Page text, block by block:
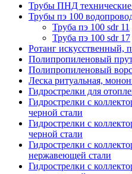
Трубы ПНД технические
Трубы пэ 100
Труба пэ 100 sdr 11
Труба пэ 100 sdr 17
Ротанг искусственный,
Полипропиленовый
Полипропиленовый ворс
Леска ритуальная,
Гидрострелки для
Гидрострелки с
черной стали
Гидрострелки с
черной стали
Гидрострелки с
нержавеющей стали
Гидрострелки с